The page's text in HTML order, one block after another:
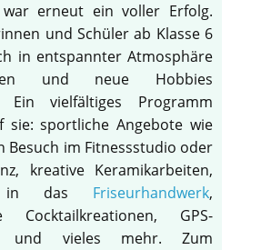
war erneut ein voller Erfolg.
und Schüler ab Klasse 6
in entspannter Atmosphäre
und neue Hobbies
Ein vielfältiges Programm
sie: sportliche Angebote wie
Besuch im Fitnessstudio oder
kreative Keramikarbeiten,
in das Friseurhandwerk,
Cocktailkreationen, GPS-
und vieles mehr. Zum